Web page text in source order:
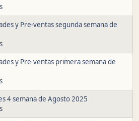
y Pre-ventas segunda semana de
y Pre-ventas primera semana de
4 semana de Agosto 2025